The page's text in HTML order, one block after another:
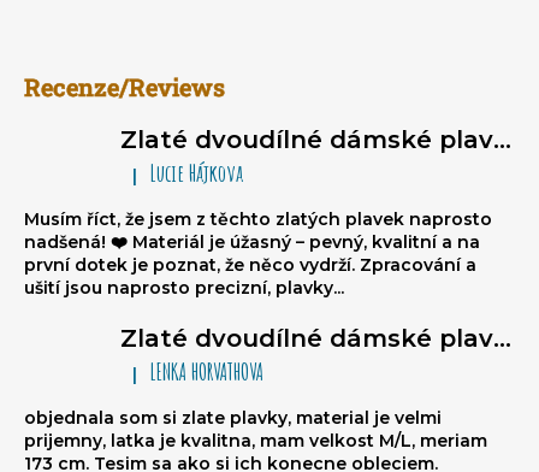
Recenze/Reviews
Zlaté dvoudílné dámské plavky brazilky - trojúhelníkové bikiny na zavazování, nařasené brazilky
Hodnocení produktu je 5 z 5 hvězdiček.
| Lucie Hájkova
Musím říct, že jsem z těchto zlatých plavek naprosto
nadšená! ❤️ Materiál je úžasný – pevný, kvalitní a na
první dotek je poznat, že něco vydrží. Zpracování a
ušití jsou naprosto precizní, plavky...
Zlaté dvoudílné dámské plavky brazilky - trojúhelníkové bikiny na zavazování, nařasené brazilky
Hodnocení produktu je 5 z 5 hvězdiček.
| LENKA HORVATHOVA
objednala som si zlate plavky, material je velmi
prijemny, latka je kvalitna, mam velkost M/L, meriam
173 cm. Tesim sa ako si ich konecne obleciem.